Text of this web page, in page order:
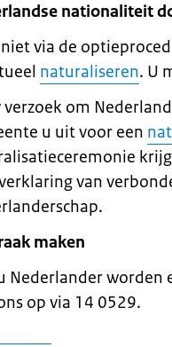
nationaliteit
niet via de
naturaliseren. U
verzoek om
u uit voor een
van
maken
Nederlander worden
op via 14 0529.